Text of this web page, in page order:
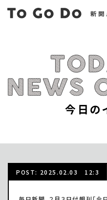
今日の
POST: 2025.02.03 12:3